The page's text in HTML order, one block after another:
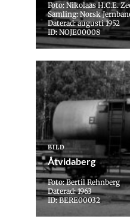
Foto: Nikolaas H.C.E.
Samling: Norsk
Daterad: augusti 1952
ID: NOJE00008
BILD
Åtvidaberg
Foto: Bertil Rehnberg
Daterad: 1963
ID: BERE00032